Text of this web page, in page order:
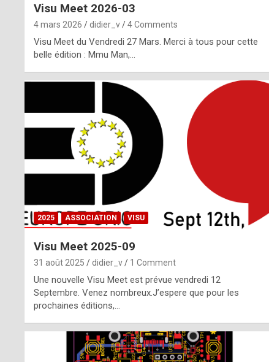
m
Visu Meet 2026-03
4 mars 2026 didier_v 4 Comments
Visu Meet du Vendredi 27 Mars. Merci à tous pour cette
belle édition : Mmu Man,…
2025 ASSOCIATION VISU
Visu Meet 2025-09
31 août 2025 didier_v 1 Comment
Une nouvelle Visu Meet est prévue vendredi 12
Septembre. Venez nombreux.J’espere que pour les
prochaines éditions,…